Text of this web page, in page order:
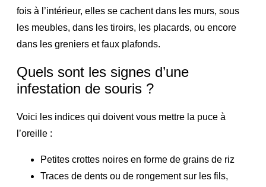
fois à l’intérieur, elles se cachent dans les murs, sous
les meubles, dans les tiroirs, les placards, ou encore
dans les greniers et faux plafonds.
Quels sont les signes d’une
infestation de souris ?
Voici les indices qui doivent vous mettre la puce à
l’oreille :
Petites crottes noires en forme de grains de riz
Traces de dents ou de rongement sur les fils,